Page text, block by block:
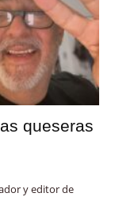
queseras
y editor de